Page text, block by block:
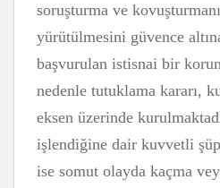
soruşturma ve
yürütülmesini güvence
başvurulan istisnai bir
nedenle tutuklama kararı,
eksen üzerinde
işlendiğine dair kuvvetli
ise somut olayda kaçma